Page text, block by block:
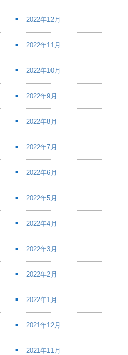
2022年12月
2022年11月
2022年10月
2022年9月
2022年8月
2022年7月
2022年6月
2022年5月
2022年4月
2022年3月
2022年2月
2022年1月
2021年12月
2021年11月